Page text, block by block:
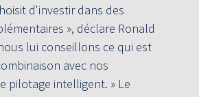
d'investir dans des
», déclare Ronald
lui conseillons ce qui est
avec nos
pilotage intelligent. » Le